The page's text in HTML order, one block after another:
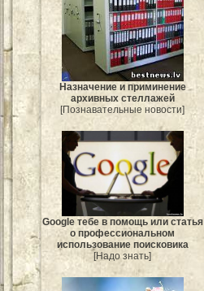
Назначение и приминение
архивных стеллажей
[Познавательные новости]
Google тебе в помощь или статья
о профессиональном
использование поисковика
[Надо знать]